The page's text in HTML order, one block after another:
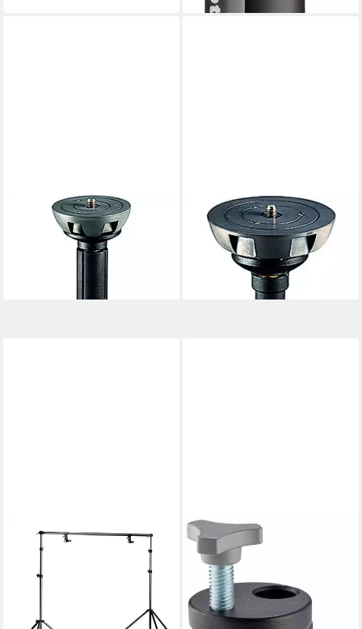
MANFROTTO
520BALL Nivellierhalbkugel
75mm Stativhalterung
lieferbar - in 3-4 Werktagen bei dir
MANFROTTO
Nivellierhalbkugel 100mm
kurz Stativhalterung
89,00 €
lieferbar - in 3-4 Werktagen bei dir
MANFROTTO
Hintergrund Kit 1314B
Stativhalterung
lieferbar - in 3-4 Werktagen bei dir
MANFROTTO
171 Mini Clamp bis 35mm
Stativhalterung
25,53 €
lieferbar - in 3-4 Werktagen bei dir